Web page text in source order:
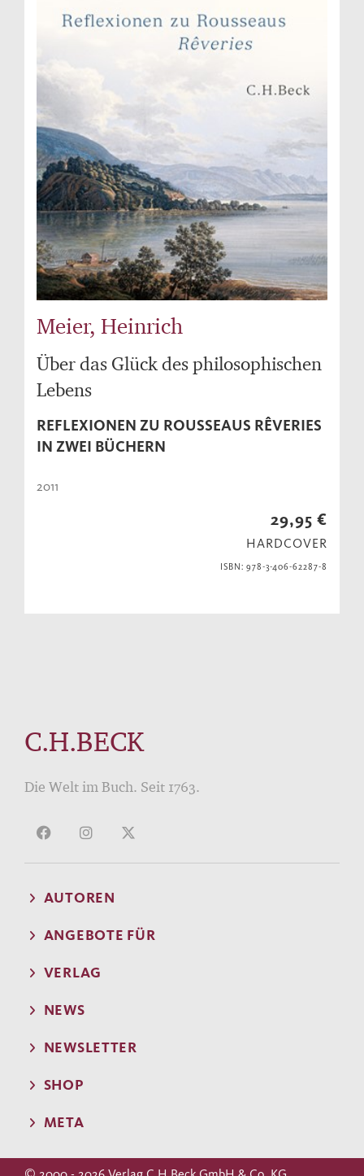
Meier, Heinrich
Über das Glück des philosophischen
Lebens
REFLEXIONEN ZU ROUSSEAUS RÊVERIES
IN ZWEI BÜCHERN
2011
29,95 €
HARDCOVER
ISBN: 978-3-406-62287-8
C.H.BECK
Die Welt im Buch. Seit 1763.
AUTOREN
ANGEBOTE FÜR
VERLAG
NEWS
NEWSLETTER
SHOP
META